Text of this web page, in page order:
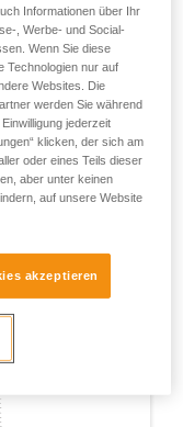
Informationen über Ihr
, Werbe- und Social-
Wenn Sie diese
Technologien nur auf
Websites. Die
werden Sie während
jederzeit
klicken, der sich am
oder eines Teils dieser
aber unter keinen
auf unsere Website
akzeptieren